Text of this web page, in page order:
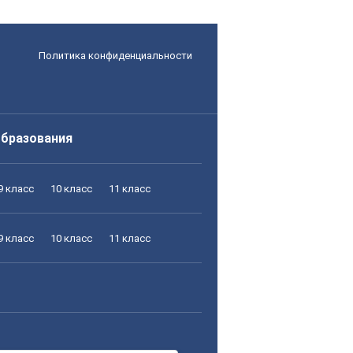
Политика конфиденциальности
класс 10 класс 11 класс
класс 10 класс 11 класс